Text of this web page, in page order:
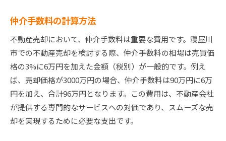
仲介手数料の計算方法
不動産売却において、仲介手数料は重要な費用です。寝屋川
市での不動産売却を検討する際、仲介手数料の相場は売買価
格の3%に6万円を加えた金額（税別）が一般的です。例え
ば、売却価格が3000万円の場合、仲介手数料は90万円に6万
円を加え、合計96万円となります。この費用は、不動産会社
が提供する専門的なサービスへの対価であり、スムーズな売
却を実現するために必要な支出です。